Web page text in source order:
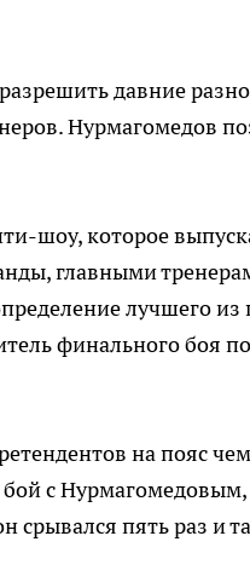
давние
Нурмагомедов
шоу, которое
главными
лучшего
финального боя
на пояс
с
пять раз и